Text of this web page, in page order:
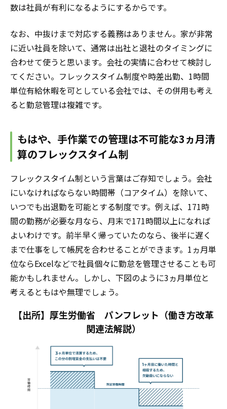
数は社員が有利になるようにするからです。
なお、中抜けまで対応する義務はありません。家が非常
に近い社員を除いて、通常は出社と退社のタイミングに
合わせて使うと思います。会社の実情に合わせて検討し
てください。フレックスタイム制度や時差出勤、1時間
単位有給休暇を可としている会社では、その併用も考え
ると勤怠管理は複雑です。
もはや、手作業での管理は不可能な3ヵ月清
算のフレックスタイム制
フレックスタイム制という言葉はご存知でしょう。会社
にいなければならない時間帯（コアタイム）を除いて、
いつでも出退勤を可能とする制度です。例えば、171時
間の勤務が必要な月なら、月末で171時間以上になれば
よいわけです。前半早く帰っていたのなら、後半に遅く
まで仕事をして帳尻を合わせることができます。1ヵ月単
位ならExcelなどで社員個々に勤怠を管理させることも可
能かもしれません。しかし、下図のように3ヵ月単位と
考えるともはや無理でしょう。
【出所】厚生労働省 パンフレット（働き方改革
関連法解説）